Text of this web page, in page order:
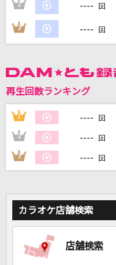
奏(かなで)
スキマスイッチ
メバージョン)
mao
7days
星街すいせい
DAMの
2 ---- 回
3 ---- 回
再生回数ランキング
1 ---- 回
2 ---- 回
3 ---- 回
カラオケ店舗検索
店舗検索